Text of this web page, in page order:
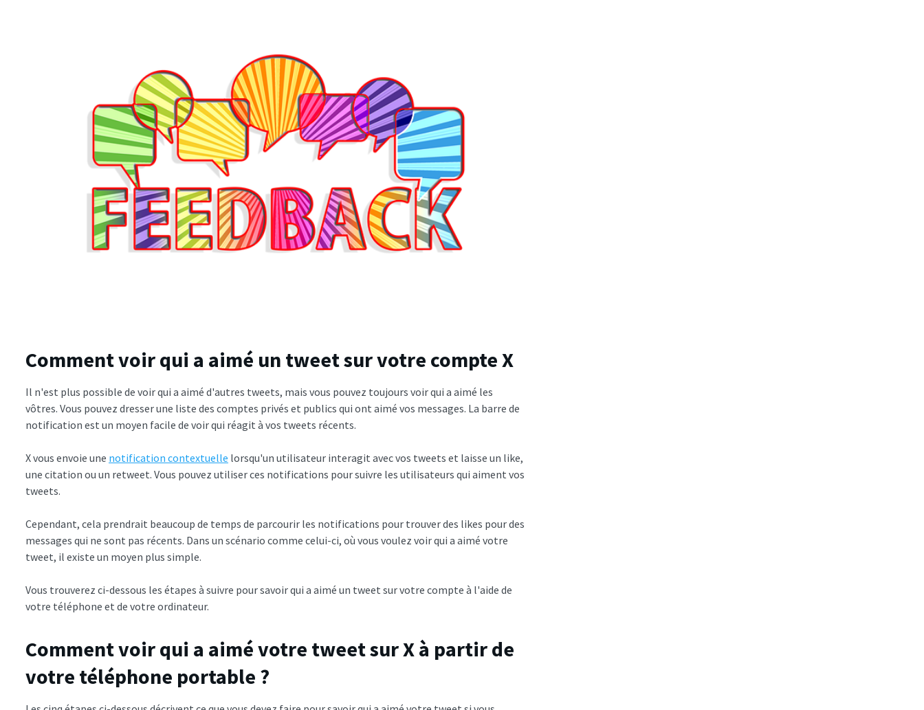
Comment voir qui a aimé un tweet sur votre compte X
Il n'est plus possible de voir qui a aimé d'autres tweets, mais vous pouvez toujours voir qui a aimé les
vôtres. Vous pouvez dresser une liste des comptes privés et publics qui ont aimé vos messages. La barre de
notification est un moyen facile de voir qui réagit à vos tweets récents.
X vous envoie une notification contextuelle lorsqu'un utilisateur interagit avec vos tweets et laisse un like,
une citation ou un retweet. Vous pouvez utiliser ces notifications pour suivre les utilisateurs qui aiment vos
tweets.
Cependant, cela prendrait beaucoup de temps de parcourir les notifications pour trouver des likes pour des
messages qui ne sont pas récents. Dans un scénario comme celui-ci, où vous voulez voir qui a aimé votre
tweet, il existe un moyen plus simple.
Vous trouverez ci-dessous les étapes à suivre pour savoir qui a aimé un tweet sur votre compte à l'aide de
votre téléphone et de votre ordinateur.
Comment voir qui a aimé votre tweet sur X à partir de
votre téléphone portable ?